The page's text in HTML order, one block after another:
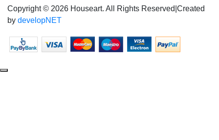
Copyright © 2026 Houseart. All Rights Reserved Created
by developNET